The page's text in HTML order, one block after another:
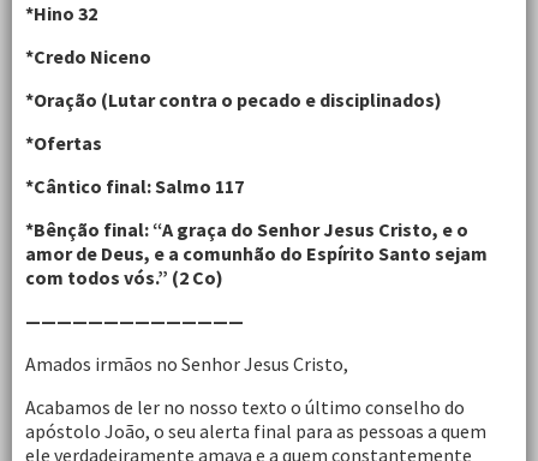
*Hino 32
*Credo Niceno
*Oração (Lutar contra o pecado e disciplinados)
*Ofertas
*Cântico final: Salmo 117
*Bênção final: “A graça do Senhor Jesus Cristo, e o
amor de Deus, e a comunhão do Espírito Santo sejam
com todos vós.” (2 Co)
——————————————
Amados irmãos no Senhor Jesus Cristo,
Acabamos de ler no nosso texto o último conselho do
apóstolo João, o seu alerta final para as pessoas a quem
ele verdadeiramente amava e a quem constantemente